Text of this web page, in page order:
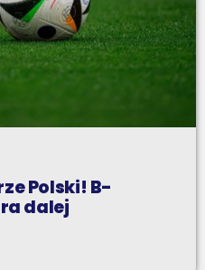
Polski! B-
dalej